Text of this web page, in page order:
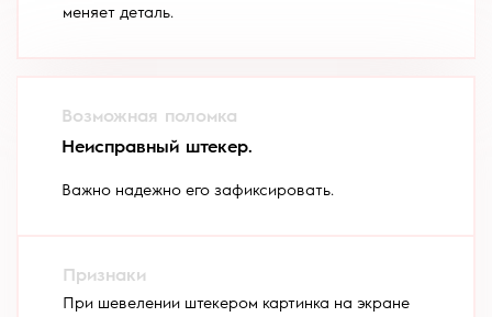
меняет деталь.
Неисправный штекер.
Важно надежно его зафиксировать.
При шевелении штекером картинка на экране